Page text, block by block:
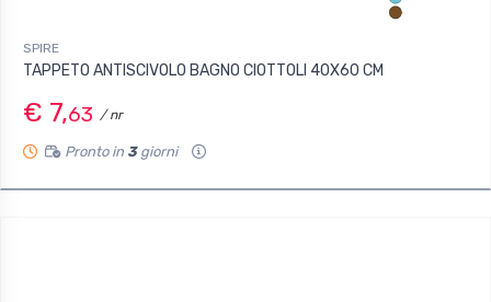
SPIRE
TAPPETO ANTISCIVOLO BAGNO CIOTTOLI 40X60 CM
€ 7,63 / nr
Pronto in 3giorni